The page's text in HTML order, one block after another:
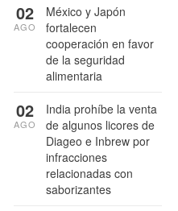
México y Japón
fortalecen
cooperación en favor
de la seguridad
alimentaria
02
AGO
India prohíbe la venta
de algunos licores de
Diageo e Inbrew por
infracciones
relacionadas con
saborizantes
02
AGO